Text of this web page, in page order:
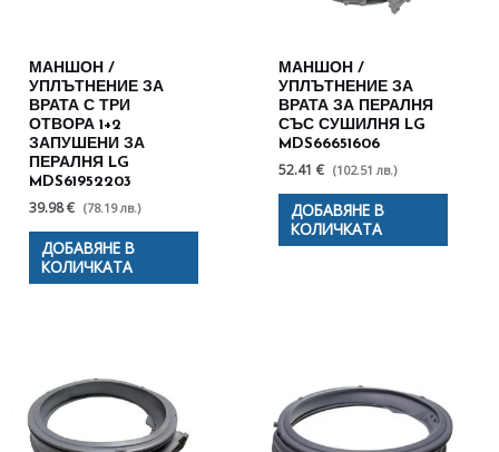
МАНШОН /
УПЛЪТНЕНИЕ ЗА
ВРАТА С ТРИ
ОТВОРА 1+2
ЗАПУШЕНИ ЗА
ПЕРАЛНЯ LG
MDS61952203
39.98 € (78.19 лв.)
ДОБАВЯНЕ В
КОЛИЧКАТА
МАНШОН /
УПЛЪТНЕНИЕ ЗА
ВРАТА ЗА ПЕРАЛНЯ
СЪС СУШИЛНЯ LG
MDS66651606
52.41 € (102.51 лв.)
ДОБАВЯНЕ В
КОЛИЧКАТА